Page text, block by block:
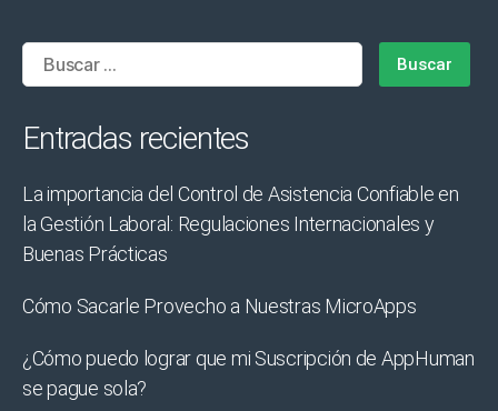
Buscar:
Entradas recientes
La importancia del Control de Asistencia Confiable en
la Gestión Laboral: Regulaciones Internacionales y
Buenas Prácticas
Cómo Sacarle Provecho a Nuestras MicroApps
¿Cómo puedo lograr que mi Suscripción de AppHuman
se pague sola?